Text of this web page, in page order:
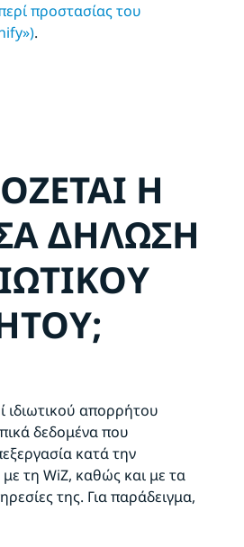
προστασίας του
.
Η
ΔΗΛΩΣΗ
απορρήτου
δεδομένα που
κατά την
τη WiZ, καθώς και με τα
της. Για παράδειγμα,